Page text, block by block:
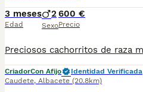
3 meses
Edad
2
Sexo
600 €
Precio
CriadorCon Afijo
Identidad Verificada
Caudete, Albacete (20.8km)